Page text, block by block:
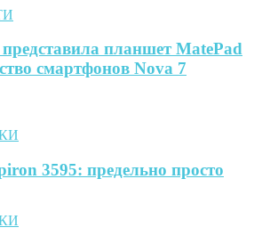
планшет MatePad
смартфонов Nova 7
3595: предельно просто